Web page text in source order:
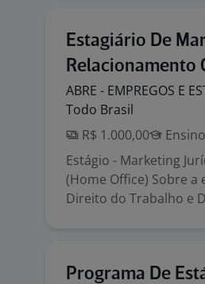
Estagiário De
Relacionamento
ABRE - EMPREGOS E
Todo Brasil
R$ 1.000,00
Estágio - Marketing
(Home Office) Sobre
Direito do Trabalho e
Programa De